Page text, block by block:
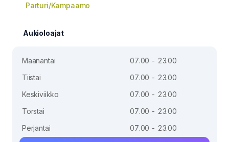
Parturi/Kampaamo
Aukioloajat
Maanantai
07.00 - 23.00
Tiistai
07.00 - 23.00
Keskiviikko
07.00 - 23.00
Torstai
07.00 - 23.00
Perjantai
07.00 - 23.00